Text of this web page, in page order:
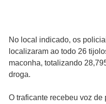
No local indicado, os
localizaram ao todo 26
maconha, totalizando
droga.
O traficante recebeu voz de